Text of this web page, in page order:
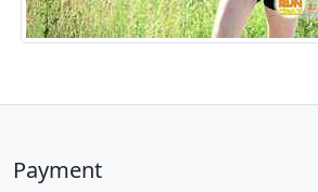
Payment